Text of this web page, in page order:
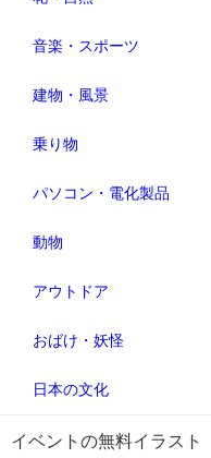
音楽・スポーツ
建物・風景
乗り物
パソコン・電化製品
動物
アウトドア
おばけ・妖怪
日本の文化
イベントの無料イラスト